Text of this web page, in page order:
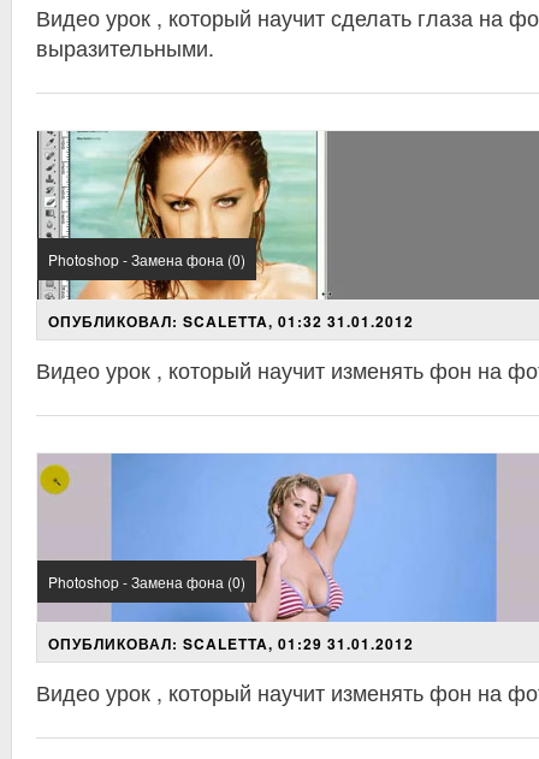
Видео урок , который научит сделать глаза на
выразительными.
Photoshop - Замена фона (0)
ОПУБЛИКОВАЛ: SCALETTA, 01:32 31.01.2012
Видео урок , который научит изменять фон на
Photoshop - Замена фона (0)
ОПУБЛИКОВАЛ: SCALETTA, 01:29 31.01.2012
Видео урок , который научит изменять фон на